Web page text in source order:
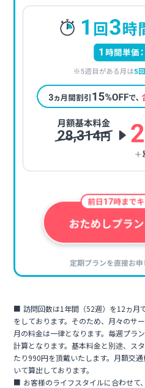
定期プランを直接お
訪問回数は1年間（52週）を12ヵ月
をしております。そのため、月々のサ
月の料金は一律となります。毎週プラ
計算となります。基本料金と別途、ス
たり990円を頂戴いたします。月額交
いて算出しております。
お客様のライフスタイルに合わせ